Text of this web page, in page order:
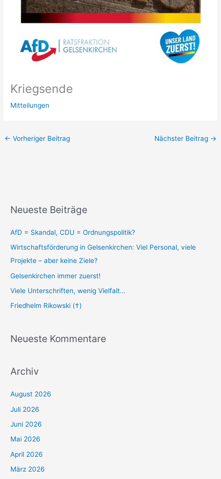
Kriegsende
Mitteilungen
← Vorheriger Beitrag Nächster Beitrag →
Neueste Beiträge
AfD = Skandal, CDU = Ordnungspolitik?
Wirtschaftsförderung in Gelsenkirchen: Viel Personal, viele
Projekte – aber keine Ziele?
Gelsenkirchen immer zuerst!
Viele Unterschriften, wenig Vielfalt…
Friedhelm Rikowski (†)
Neueste Kommentare
Archiv
August 2026
Juli 2026
Juni 2026
Mai 2026
April 2026
März 2026